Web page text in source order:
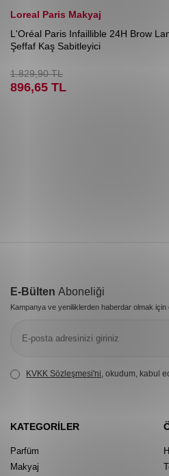
Loreal Paris Makyaj
L'Oréal Paris Infaillible 24H Brow
Şeffaf Kaş Sabitleyici
1.829,90TL
896,65 TL
E-Bülten Aboneliği
Kampanya ve yeniliklerden haberdar olmak için
KVKK Sözleşmesi'ni , okudum, kabul
KATEGORILER
Parfüm
Makyaj